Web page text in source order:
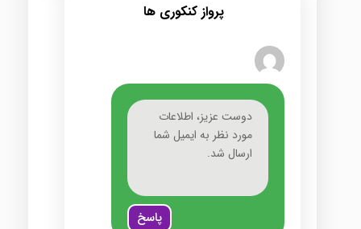
پرواز کنکوری ها
دوست عزیز، اطلاعات
مورد نظر به ایمیل شما
ارسال شد.
پاسخ